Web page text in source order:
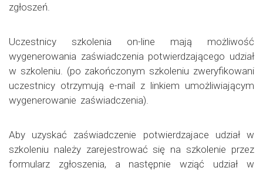
zgłoszeń.
Uczestnicy szkolenia on-line mają możliwość
wygenerowania zaświadczenia potwierdzającego udział
w szkoleniu. (po zakończonym szkoleniu zweryfikowani
uczestnicy otrzymują e-mail z linkiem umożliwiającym
wygenerowanie zaświadczenia).
Aby uzyskać zaświadczenie potwierdzajace udział w
szkoleniu należy zarejestrować się na szkolenie przez
formularz zgłoszenia, a następnie wziąć udział w